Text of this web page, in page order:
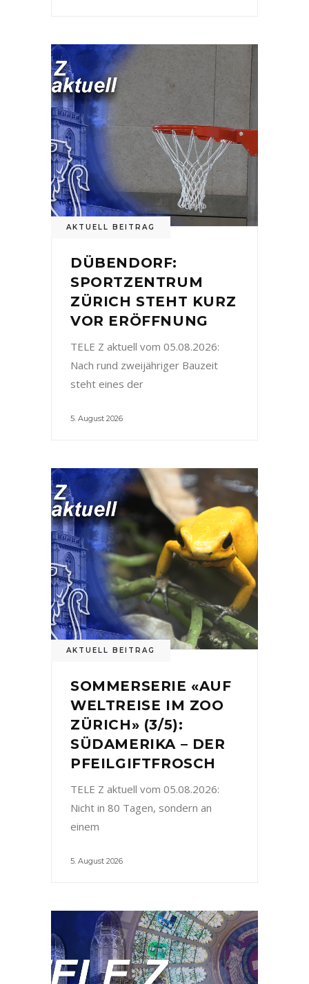
AKTUELL BEITRAG
DÜBENDORF:
SPORTZENTRUM
ZÜRICH STEHT KURZ
VOR ERÖFFNUNG
TELE Z aktuell vom 05.08.2026:
Nach rund zweijähriger Bauzeit
steht eines der
5. August 2026
AKTUELL BEITRAG
SOMMERSERIE «AUF
WELTREISE IM ZOO
ZÜRICH» (3/5):
SÜDAMERIKA – DER
PFEILGIFTFROSCH
TELE Z aktuell vom 05.08.2026:
Nicht in 80 Tagen, sondern an
einem
5. August 2026